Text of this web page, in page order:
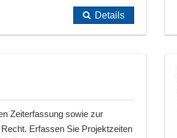
Details
Zeiterfassung sowie zur
Erfassen Sie Projektzeiten